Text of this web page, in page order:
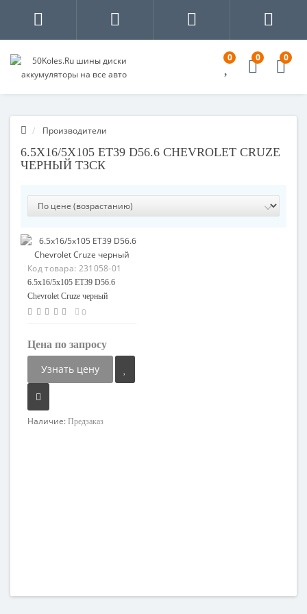
0 0 0
Производители
6.5X16/5X105 ET39 D56.6 CHEVROLET CRUZE
ЧЕРНЫЙ ТЗСК
Код товара: 231058-01
6.5x16/5x105 ET39 D56.6
Chevrolet Cruze черный
0
Цена по запросу
Узнать цену
Наличие: Предзаказ